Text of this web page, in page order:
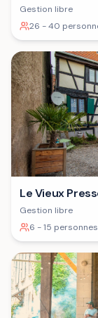
Gestion libre
26 - 40
Le Vieux
Gestion libre
6 - 15 personnes